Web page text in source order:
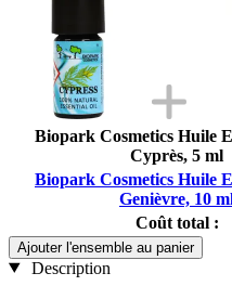
Biopark Cosmetics Huile
Cyprès, 5 ml
Biopark Cosmetics Huile
Genièvre, 10
Coût total :
Ajouter l'ensemble au panier
Description